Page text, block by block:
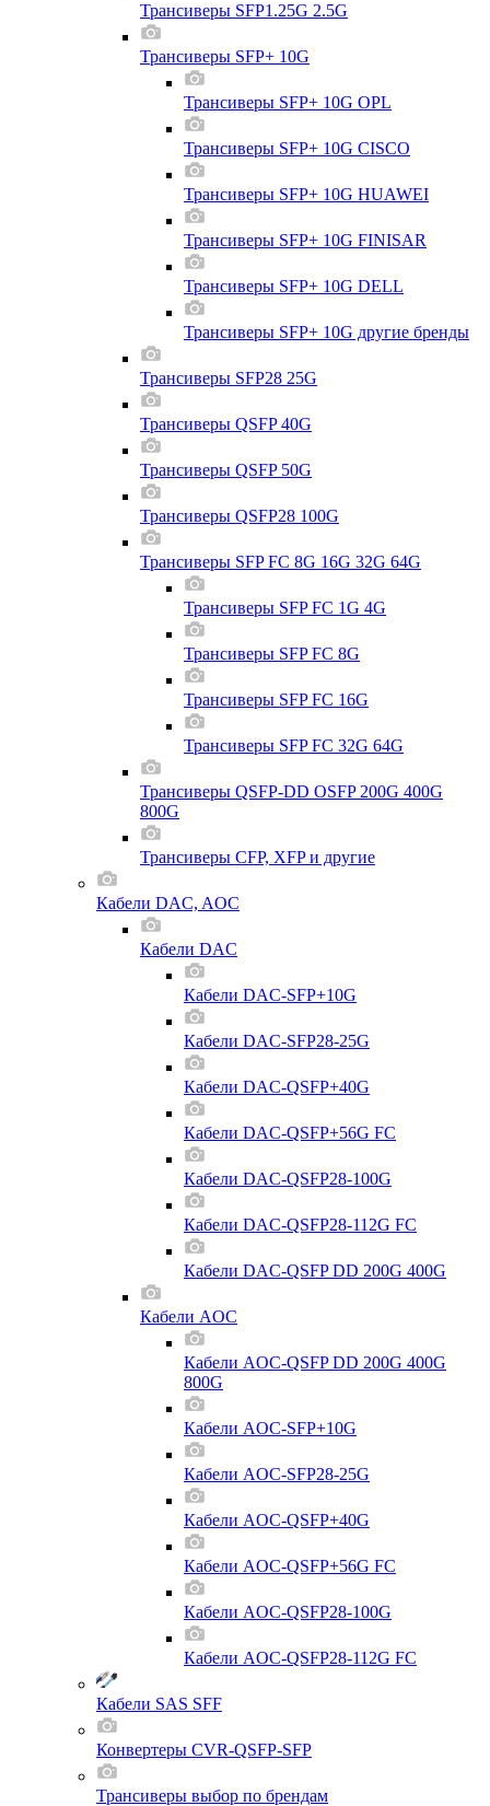
Трансиверы SFP1.25G 2.5G
Трансиверы SFP+ 10G
Трансиверы SFP+ 10G OPL
Трансиверы SFP+ 10G CISCO
Трансиверы SFP+ 10G HUAWEI
Трансиверы SFP+ 10G FINISAR
Трансиверы SFP+ 10G DELL
Трансиверы SFP+ 10G другие бренды
Трансиверы SFP28 25G
Трансиверы QSFP 40G
Трансиверы QSFP 50G
Трансиверы QSFP28 100G
Трансиверы SFP FC 8G 16G 32G 64G
Трансиверы SFP FC 1G 4G
Трансиверы SFP FC 8G
Трансиверы SFP FC 16G
Трансиверы SFP FC 32G 64G
Трансиверы QSFP-DD OSFP 200G 400G
800G
Трансиверы CFP, XFP и другие
Кабели DAC, AOC
Кабели DAC
Кабели DAC-SFP+10G
Кабели DAC-SFP28-25G
Кабели DAC-QSFP+40G
Кабели DAC-QSFP+56G FC
Кабели DAC-QSFP28-100G
Кабели DAC-QSFP28-112G FC
Кабели DAC-QSFP DD 200G 400G
Кабели AOC
Кабели AOC-QSFP DD 200G 400G
800G
Кабели AOC-SFP+10G
Кабели AOC-SFP28-25G
Кабели AOC-QSFP+40G
Кабели AOC-QSFP+56G FC
Кабели AOC-QSFP28-100G
Кабели AOC-QSFP28-112G FC
Кабели SAS SFF
Конвертеры CVR-QSFP-SFP
Трансиверы выбор по брендам